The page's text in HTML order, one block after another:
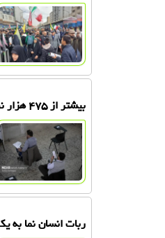
بیشتر از ۴۷۵ هزار نفر در آزمون اختصاصی دانشجو معلم ۱۴۰۵ ثبت نام کردند
ربات انسان نما به